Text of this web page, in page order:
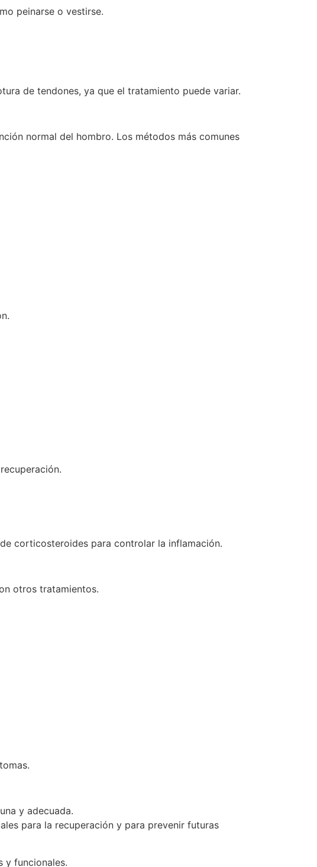
peinarse o vestirse.
de tendones, ya que el tratamiento puede variar.
normal del hombro. Los métodos más comunes
corticosteroides para controlar la inflamación.
otros tratamientos.
y adecuada.
para la recuperación y para prevenir futuras
y funcionales.